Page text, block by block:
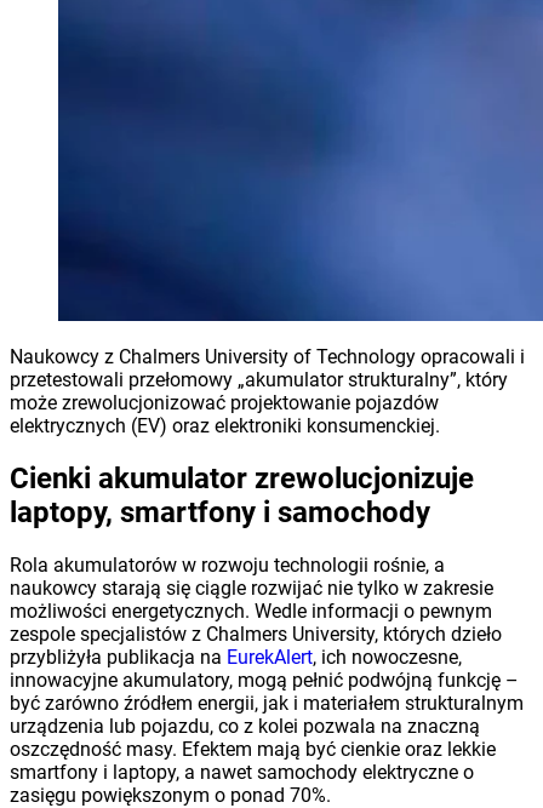
Naukowcy z Chalmers University of Technology opracowali i
przetestowali przełomowy „akumulator strukturalny”, który
może zrewolucjonizować projektowanie pojazdów
elektrycznych (EV) oraz elektroniki konsumenckiej.
Cienki akumulator zrewolucjonizuje
laptopy, smartfony i samochody
Rola akumulatorów w rozwoju technologii rośnie, a
naukowcy starają się ciągle rozwijać nie tylko w zakresie
możliwości energetycznych. Wedle informacji o pewnym
zespole specjalistów z Chalmers University, których dzieło
przybliżyła publikacja na EurekAlert, ich nowoczesne,
innowacyjne akumulatory, mogą pełnić podwójną funkcję –
być zarówno źródłem energii, jak i materiałem strukturalnym
urządzenia lub pojazdu, co z kolei pozwala na znaczną
oszczędność masy. Efektem mają być cienkie oraz lekkie
smartfony i laptopy, a nawet samochody elektryczne o
zasięgu powiększonym o ponad 70%.